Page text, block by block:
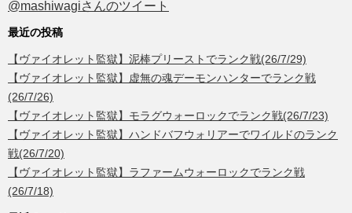
@mashiwagiさんのツイート
最近の投稿
【ヴァイオレット監獄】泥棒プリーストでランク戦(26/7/29)
【ヴァイオレット監獄】虚無の魂デーモンハンターでランク戦
(26/7/26)
【ヴァイオレット監獄】モラグウォーロックでランク戦(26/7/23)
【ヴァイオレット監獄】ハンドバフウォリアーでワイルドのランク
戦(26/7/20)
【ヴァイオレット監獄】ラファームウォーロックでランク戦
(26/7/18)